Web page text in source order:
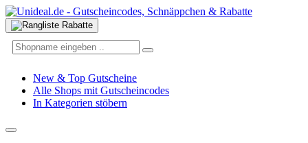
New & Top Gutscheine
Alle Shops mit Gutscheincodes
In Kategorien stöbern